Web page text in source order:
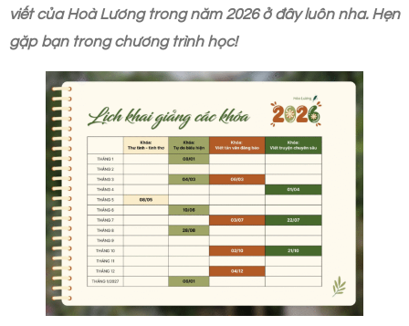
viết của Hoà Lương trong năm 2026 ở đây luôn nha. Hẹn
gặp bạn trong chương trình học!